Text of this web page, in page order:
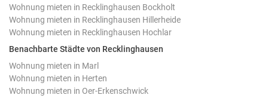
Wohnung mieten in Recklinghausen Bockholt
Wohnung mieten in Recklinghausen Hillerheide
Wohnung mieten in Recklinghausen Hochlar
Benachbarte Städte von Recklinghausen
Wohnung mieten in Marl
Wohnung mieten in Herten
Wohnung mieten in Oer-Erkenschwick